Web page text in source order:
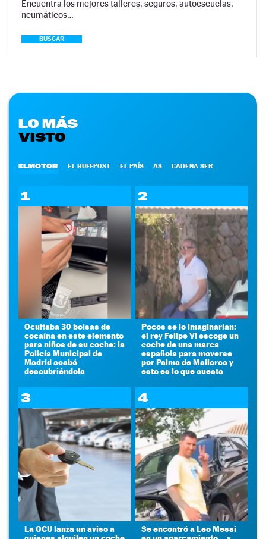
Encuentra los mejores talleres, seguros, autoescuelas,
neumáticos…
BUSCAR
LO MÁS
VISTO
ELMOTOR EL HUFFPOST EL PAÍS AS CADENA SER
1
Ocultaba 30 bolsas de
cocaína en este elemento
para niños de su coche: la
Policía Municipal de
Madrid acabó
descubriéndola
2
Pocos se lo imaginarían:
el rey Felipe VI escoge un
coche de una marca
española para moverse
por Palma de Mallorca y
esto es lo que cuesta
3
La OCU lanza un aviso a
4
Se encontró a Leo Messi